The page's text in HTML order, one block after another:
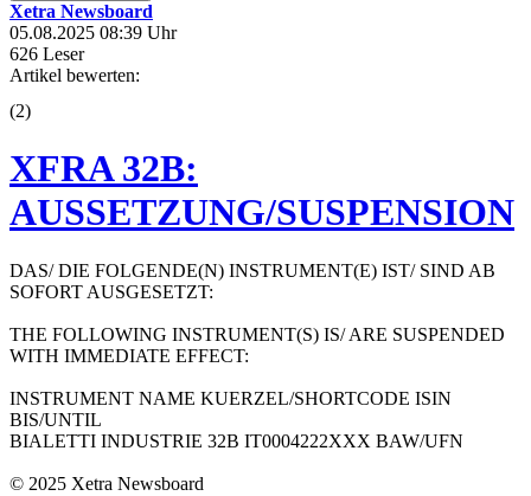
Xetra Newsboard
05.08.2025 08:39 Uhr
626 Leser
Artikel bewerten:
(2)
XFRA 32B:
AUSSETZUNG/SUSPENSION
DAS/ DIE FOLGENDE(N) INSTRUMENT(E) IST/ SIND AB
SOFORT AUSGESETZT:
THE FOLLOWING INSTRUMENT(S) IS/ ARE SUSPENDED
WITH IMMEDIATE EFFECT:
INSTRUMENT NAME KUERZEL/SHORTCODE ISIN
BIS/UNTIL
BIALETTI INDUSTRIE 32B IT0004222XXX BAW/UFN
© 2025 Xetra Newsboard